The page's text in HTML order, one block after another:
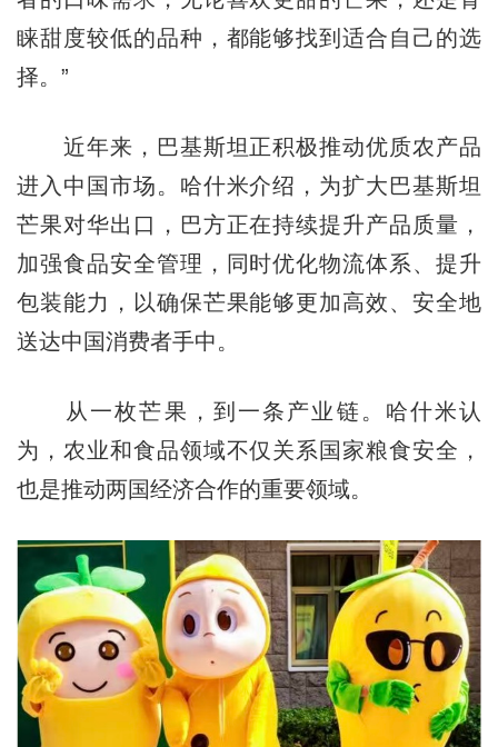
睐甜度较低的品种，都能够找到适合自己的选
择。”
近年来，巴基斯坦正积极推动优质农产品
进入中国市场。哈什米介绍，为扩大巴基斯坦
芒果对华出口，巴方正在持续提升产品质量，
加强食品安全管理，同时优化物流体系、提升
包装能力，以确保芒果能够更加高效、安全地
送达中国消费者手中。
从一枚芒果，到一条产业链。哈什米认
为，农业和食品领域不仅关系国家粮食安全，
也是推动两国经济合作的重要领域。